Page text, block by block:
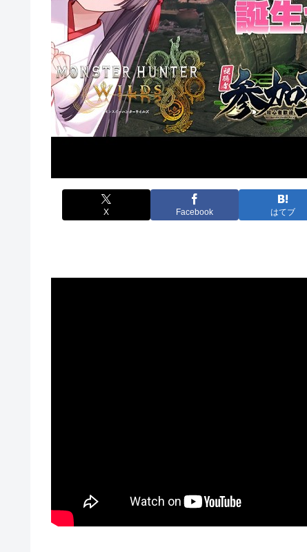
X Facebook はてブ